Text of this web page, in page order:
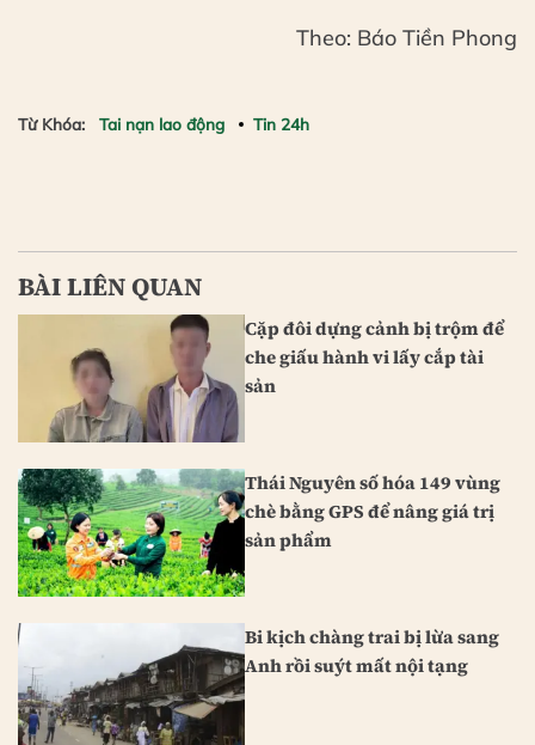
Theo: Báo Tiền Phong
Từ Khóa: Tai nạn lao động Tin 24h
BÀI LIÊN QUAN
Cặp đôi dựng cảnh bị trộm để
che giấu hành vi lấy cắp tài
sản
Thái Nguyên số hóa 149 vùng
chè bằng GPS để nâng giá trị
sản phẩm
Bi kịch chàng trai bị lừa sang
Anh rồi suýt mất nội tạng